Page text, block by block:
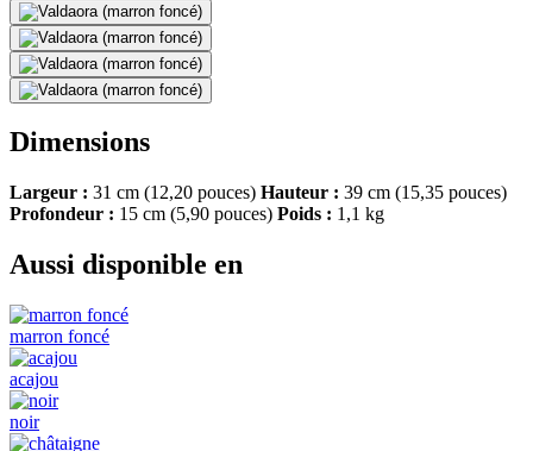
Dimensions
Largeur : 31 cm (12,20 pouces) Hauteur : 39 cm (15,35 pouces)
Profondeur : 15 cm (5,90 pouces) Poids : 1,1 kg
Aussi disponible en
marron foncé
acajou
noir